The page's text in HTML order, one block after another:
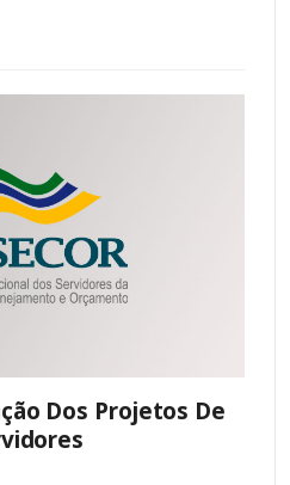
Dos Projetos De